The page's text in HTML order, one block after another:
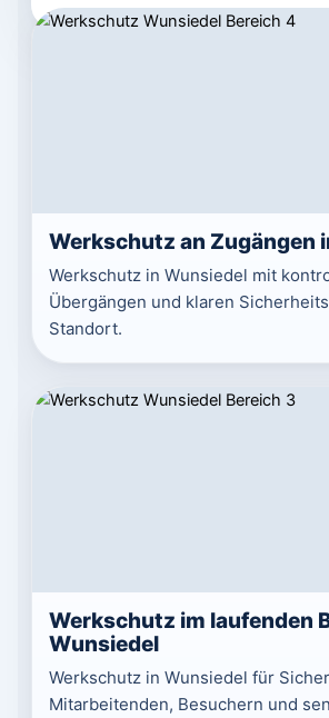
Werkschutz an Zugängen
Werkschutz in Wunsiedel mit
Übergängen und klaren
Standort.
Werkschutz im laufenden
Wunsiedel
Werkschutz in Wunsiedel für
Mitarbeitenden, Besuchern und